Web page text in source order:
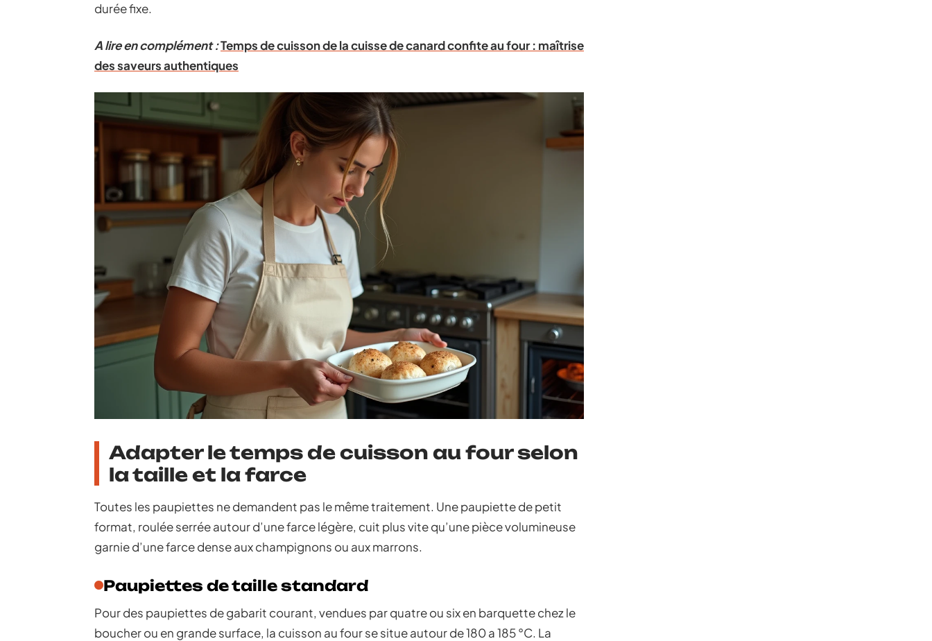
durée fixe.
A lire en complément :Temps de cuisson de la cuisse de canard confite au four : maîtrise
des saveurs authentiques
Adapter le temps de cuisson au four selon
la taille et la farce
Toutes les paupiettes ne demandent pas le même traitement. Une paupiette de petit
format, roulée serrée autour d’une farce légère, cuit plus vite qu’une pièce volumineuse
garnie d’une farce dense aux champignons ou aux marrons.
Paupiettes de taille standard
Pour des paupiettes de gabarit courant, vendues par quatre ou six en barquette chez le
boucher ou en grande surface, la cuisson au four se situe autour de 180 a 185 °C. La